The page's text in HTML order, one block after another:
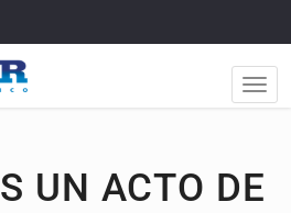
UN ACTO DE